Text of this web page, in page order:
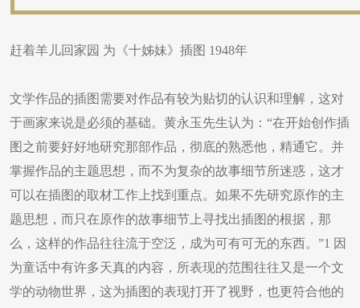
赶着羊儿回家园 为《十姊妹》插图 1948年
文学作品的插图需要对作品有较为贴切的认识和理解，这对
于画家来说是必须的基础。黄永玉先生认为：“在开始创作插
图之前要好好地研究那部作品，彻底的熟悉他，精通它。并
掌握作品的主题思想，而不为复杂的故事细节所迷惑，这才
可以在插图的取材工作上找到重点。如果不先研究原作的主
题思想，而只在原作的故事细节上寻找出插图的根据，那
么，这样的作品往往流于空泛，成为可有可无的东西。”1 因
为童话中有许多天真的内容，所表现的范围往往又是一个文
学的动物世界，这为插图的表现打开了视野，也更符合他的